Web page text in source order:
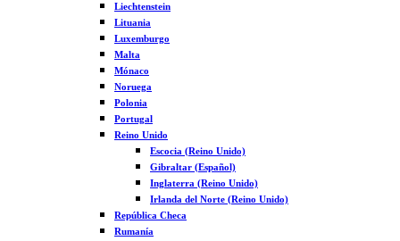
Liechtenstein
Lituania
Luxemburgo
Malta
Mónaco
Noruega
Polonia
Portugal
Reino Unido
Escocia (Reino Unido)
Gibraltar (Español)
Inglaterra (Reino Unido)
Irlanda del Norte (Reino Unido)
República Checa
Rumanía